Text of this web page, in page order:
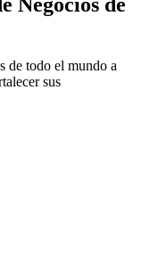
de todo el mundo a
sus